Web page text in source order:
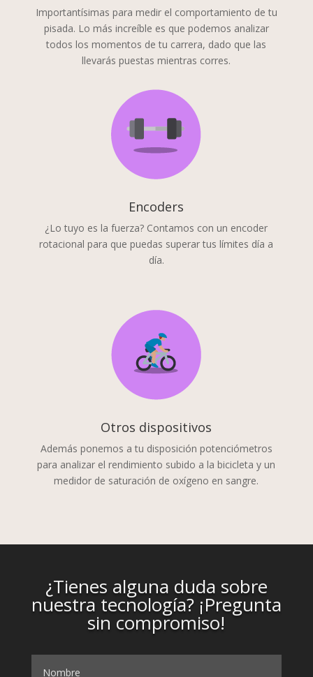
Importantísimas para medir el comportamiento de tu
pisada. Lo más increíble es que podemos analizar
todos los momentos de tu carrera, dado que las
llevarás puestas mientras corres.
Encoders
¿Lo tuyo es la fuerza? Contamos con un encoder
rotacional para que puedas superar tus límites día a
día.
Otros dispositivos
Además ponemos a tu disposición potenciómetros
para analizar el rendimiento subido a la bicicleta y un
medidor de saturación de oxígeno en sangre.
¿Tienes alguna duda sobre
nuestra tecnología? ¡Pregunta
sin compromiso!